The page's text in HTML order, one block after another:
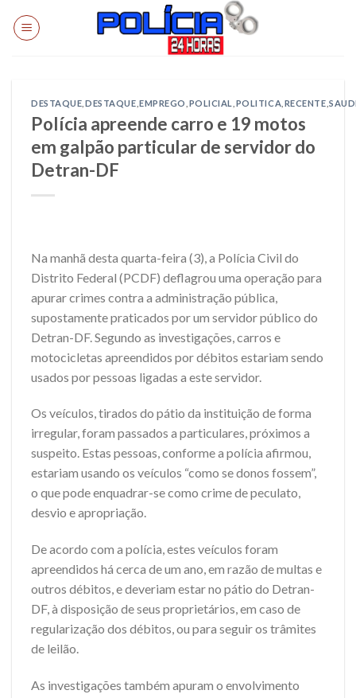
DESTAQUE ,DESTAQUE ,EMPREGO POLICIAL POLITICA RECENTE ,
Polícia apreende carro e 19 motos
em galpão particular de servidor do
Detran-DF
Na manhã desta quarta-feira (3), a Polícia Civil do
Distrito Federal (PCDF) deflagrou uma operação para
apurar crimes contra a administração pública,
supostamente praticados por um servidor público do
Detran-DF. Segundo as investigações, carros e
motocicletas apreendidos por débitos estariam sendo
usados por pessoas ligadas a este servidor.
Os veículos, tirados do pátio da instituição de forma
irregular, foram passados a particulares, próximos a
suspeito. Estas pessoas, conforme a polícia afirmou,
estariam usando os veículos “como se donos fossem”,
o que pode enquadrar-se como crime de peculato,
desvio e apropriação.
De acordo com a polícia, estes veículos foram
apreendidos há cerca de um ano, em razão de multas e
outros débitos, e deveriam estar no pátio do Detran-
DF, à disposição de seus proprietários, em caso de
regularização dos débitos, ou para seguir os trâmites
de leilão.
As investigações também apuram o envolvimento